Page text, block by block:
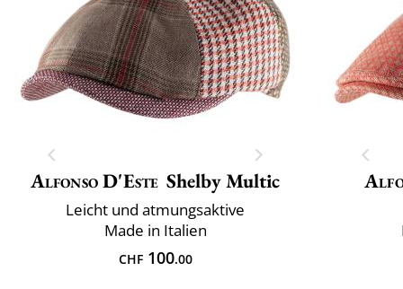
Alfonso D'Este Shelby Multic
Leicht und atmungsaktive
Made in Italien
CHF100.00